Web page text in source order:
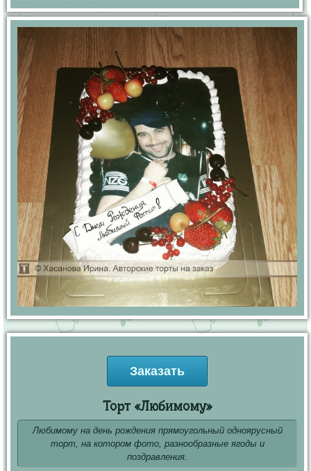
Заказать
Торт «Любимому»
Любимому на день рождения прямоугольный одноярусный
торт, на котором фото, разнообразные ягоды и
поздравления.